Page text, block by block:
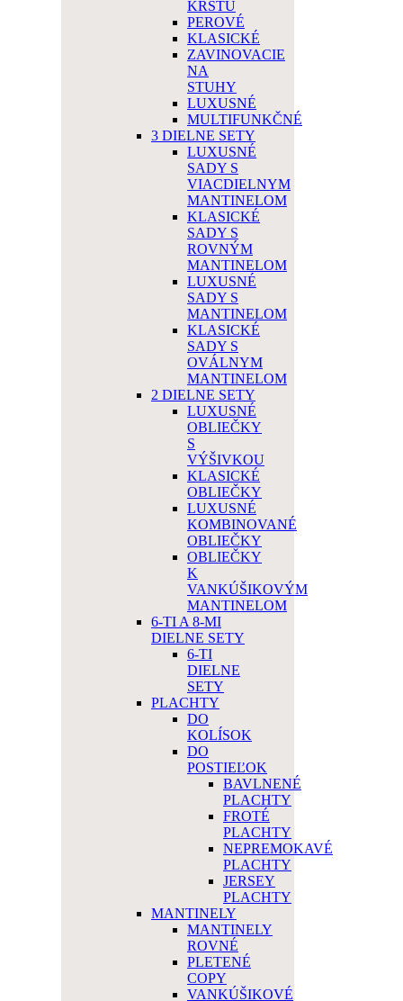
KRSTU
PEROVÉ
KLASICKÉ
ZAVINOVACIE
NA
STUHY
LUXUSNÉ
MULTIFUNKČNÉ
3 DIELNE SETY
LUXUSNÉ
SADY S
VIACDIELNYM
MANTINELOM
KLASICKÉ
SADY S
ROVNÝM
MANTINELOM
LUXUSNÉ
SADY S
MANTINELOM
KLASICKÉ
SADY S
OVÁLNYM
MANTINELOM
2 DIELNE SETY
LUXUSNÉ
OBLIEČKY
S
VÝŠIVKOU
KLASICKÉ
OBLIEČKY
LUXUSNÉ
KOMBINOVANÉ
OBLIEČKY
OBLIEČKY
K
VANKÚŠIKOVÝM
MANTINELOM
6-TI A 8-MI
DIELNE SETY
6-TI
DIELNE
SETY
PLACHTY
DO
KOLÍSOK
DO
POSTIEĽOK
BAVLNENÉ
PLACHTY
FROTÉ
PLACHTY
NEPREMOKAVÉ
PLACHTY
JERSEY
PLACHTY
MANTINELY
MANTINELY
ROVNÉ
PLETENÉ
COPY
VANKÚŠIKOVÉ